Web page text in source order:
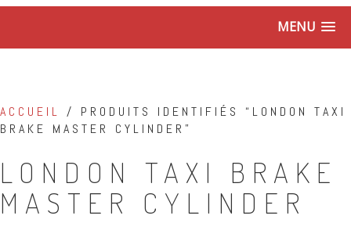
MENU
ACCUEIL / PRODUITS IDENTIFIÉS “LONDON TAXI
BRAKE MASTER CYLINDER”
LONDON TAXI BRAKE
MASTER CYLINDER